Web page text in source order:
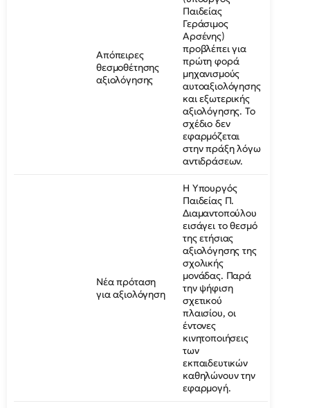
Απόπειρες
θεσμοθέτησης
αξιολόγησης
Παιδείας
Γεράσιμος
Αρσένης)
προβλέπει για
πρώτη φορά
μηχανισμούς
αυτοαξιολόγησης
και εξωτερικής
αξιολόγησης. Το
σχέδιο δεν
εφαρμόζεται
στην πράξη λόγω
αντιδράσεων.
Νέα πρόταση
για αξιολόγηση
Η Υπουργός
Παιδείας Π.
Διαμαντοπούλου
εισάγει το θεσμό
της ετήσιας
αξιολόγησης της
σχολικής
μονάδας. Παρά
την ψήφιση
σχετικού
πλαισίου, οι
έντονες
κινητοποιήσεις
των
εκπαιδευτικών
καθηλώνουν την
εφαρμογή.